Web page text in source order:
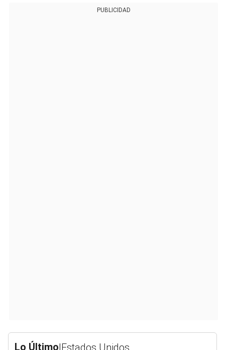
PUBLICIDAD
Lo Último|Estados Unidos